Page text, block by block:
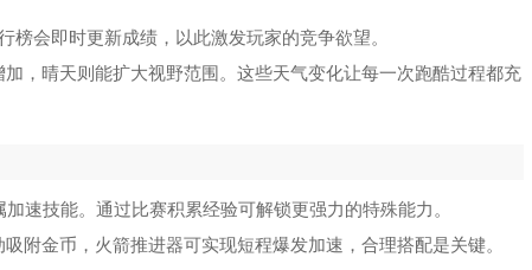
会即时更新成绩，以此激发玩家的竞争欲望。
，晴天则能扩大视野范围。这些天气变化让每一次跑酷过程都充
速技能。通过比赛积累经验可解锁更强力的特殊能力。
附金币，火箭推进器可实现短程爆发加速，合理搭配是关键。